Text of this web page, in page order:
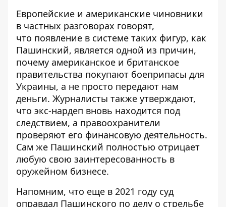
Европейские и американские чиновники
в частных разговорах говорят,
что появление в системе таких фигур, как
Пашинский, является одной из причин,
почему американское и британское
правительства покупают боеприпасы для
Украины, а не просто передают нам
деньги. Журналисты также утверждают,
что экс-нардеп вновь находится под
следствием, а правоохранители
проверяют его финансовую деятельность.
Сам же Пашинский полностью отрицает
любую свою заинтересованность в
оружейном бизнесе.
Напомним, что еще в 2021 году суд
оправдал Пашинского по делу о стрельбе